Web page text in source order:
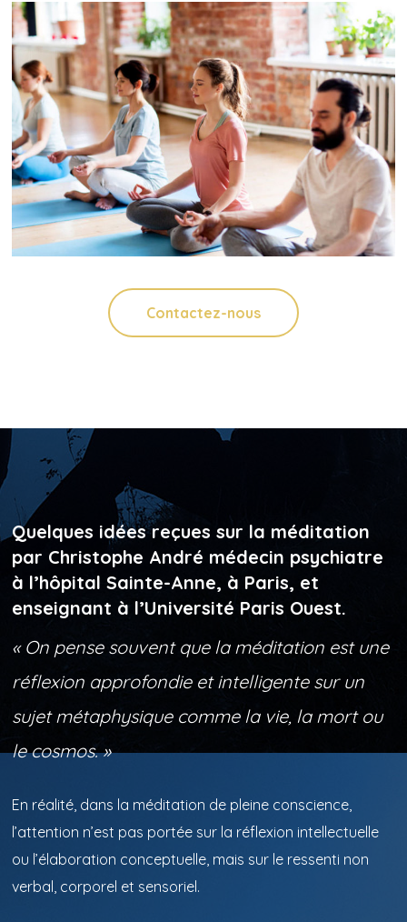
Contactez-nous
Quelques idées reçues sur la méditation
par Christophe André médecin psychiatre
à l’hôpital Sainte-Anne, à Paris, et
enseignant à l’Université Paris Ouest.
« On pense souvent que la méditation est une
réflexion approfondie et intelligente sur un
sujet métaphysique comme la vie, la mort ou
le cosmos. »
En réalité, dans la méditation de pleine conscience,
l’attention n’est pas portée sur la réflexion intellectuelle
ou l’élaboration conceptuelle, mais sur le ressenti non
verbal, corporel et sensoriel.